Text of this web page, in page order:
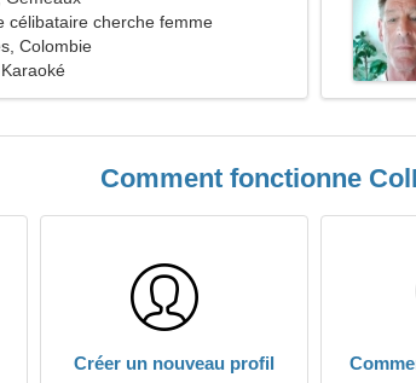
célibataire cherche femme
Colombie
Comment fonctionne
Créer un nouveau profil